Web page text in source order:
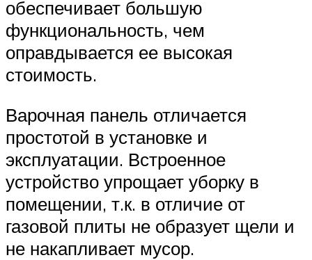
обеспечивает большую
функциональность, чем
оправдывается ее высокая
стоимость.
Варочная панель отличается
простотой в установке и
эксплуатации. Встроенное
устройство упрощает уборку в
помещении, т.к. в отличие от
газовой плиты не образует щели и
не накапливает мусор.